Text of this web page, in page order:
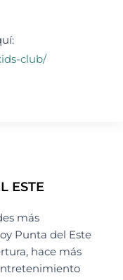
club/
ESTE
más
Punta del Este
hace más